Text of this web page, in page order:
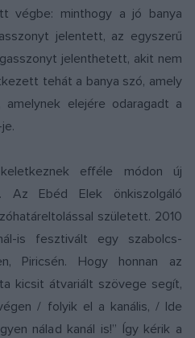
végbe: minthogy a jó banya
jelentett, az egyszerű
jelenthetett, akit nem
tehát a banya szó, amely
elejére odaragadt a
efféle módon új
Az Ebéd Elek önkiszolgáló
született. 2010
is fesztivált egy szabolcs-
Piricsén. Hogy honnan az
kicsit átvariált szövege segít,
/ folyik el a kanális, / Ide
nálad kanál is!” Így kérik a